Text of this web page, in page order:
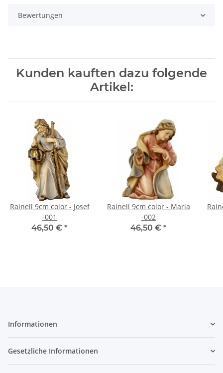
Bewertungen
Kunden kauften dazu folgende
Artikel:
Rainell 9cm color - Josef
-001
46,50 € *
Rainell 9cm color - Maria
-002
46,50 € *
Informationen
Gesetzliche Informationen